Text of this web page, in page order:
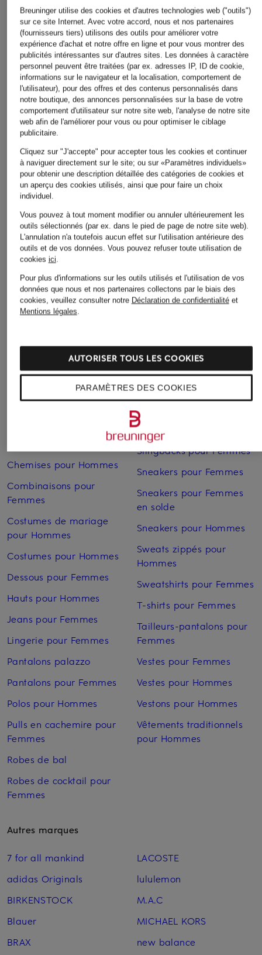
Pantalon SILKA
aspect jean
119,99 €
Meilleur prix:101,99 €
Initialement:159,99 €
Pantalon aspect jean
99,99 €
Meilleur prix:84,99 €
Initialement:199 €
Pantalon Marlene
lin
69,99 €
Meilleur prix:129,99 €
Autres catégories
Blazers pour Femmes
Blouses pour Femmes
Cardigans et gilets pour
Femmes
Chaussures business pour
Hommes
Chaussures pour Femmes
en solde
Chaussures pour
Chaussures à enfiler pour
Chemises pour Hommes
Combinaisons pour
Femmes
Costumes de mariage
pour Hommes
Costumes pour Hommes
Dessous pour Femmes
Hauts pour Hommes
Jeans pour Femmes
Lingerie pour Femmes
Pantalons palazzo
Pantalons pour Femmes
Polos pour Hommes
Pulls en cachemire pour
Femmes
Robes de bal
Robes de cocktail pour
Femmes
pour Femmes
Robes de mariage pour
Femmes
Robes de soirée pour
Femmes
Robes pour Femmes en
solde
Sacs pour Femmes
Sacs pour Femmes
Shorts pour Femmes
Slingbacks pour Femmes
Sneakers pour Femmes
Sneakers pour Femmes
en solde
Sneakers pour Hommes
Sweats zippés pour
Hommes
Sweatshirts pour Femmes
T-shirts pour Femmes
Tailleurs-pantalons pour
Femmes
Vestes pour Femmes
Vestes pour Hommes
Vestons pour Hommes
Vêtements traditionnels
pour Hommes
Autres marques
7 for all mankind
adidas Originals
BIRKENSTOCK
Blauer
BRAX
LACOSTE
lululemon
M.A.C
MICHAEL KORS
new balance
Breuninger utilise des cookies et d'autres technologies web ("outils")
sur ce site Internet. Avec votre accord, nous et nos partenaires
(fournisseurs tiers) utilisons des outils pour améliorer votre
expérience d'achat et notre offre en ligne et pour vous montrer des
publicités intéressantes sur d'autres sites. Les données à caractère
personnel peuvent être traitées (par ex. adresses IP, ID de cookie,
informations sur le navigateur et la localisation, comportement de
l'utilisateur), pour des offres et des contenus personnalisés dans
notre boutique, des annonces personnalisées sur la base de votre
comportement d'utilisateur sur notre site web, l'analyse de notre site
web afin de l'améliorer pour vous ou pour optimiser le ciblage
publicitaire.
Cliquez sur "J'accepte" pour accepter tous les cookies et continuer
à naviguer directement sur le site; ou sur «Paramètres individuels»
pour obtenir une description détaillée des catégories de cookies et
un aperçu des cookies utilisés, ainsi que pour faire un choix
individuel.
Vous pouvez à tout moment modifier ou annuler ultérieurement les
outils sélectionnés (par ex. dans le pied de page de notre site web).
L'annulation n'a toutefois aucun effet sur l'utilisation antérieure des
outils et de vos données. Vous pouvez refuser toute utilisation de
cookies ici.
Pour plus d'informations sur les outils utilisés et l'utilisation de vos
données que nous et nos partenaires collectons par le biais des
cookies, veuillez consulter notre Déclaration de confidentialitéet
Mentions légales.
PARAMÈTRES DES COOKIES
AUTORISER TOUS LES COOKIES